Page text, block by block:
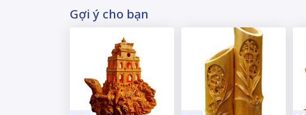
Gợi ý cho bạn